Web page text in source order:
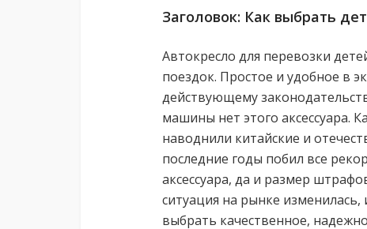
Заголовок: Как выбрать
Автокресло для перевозки
поездок. Простое и удобное в
действующему
машины нет этого аксессуара.
наводнили китайские и
последние годы побил все
аксессуара, да и размер
ситуация на рынке
выбрать качественное,